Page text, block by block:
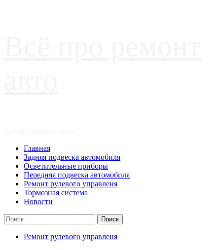
Главная
Задняя подвеска автомобиля
Осветительные приборы
Передняя подвеска автомобиля
Ремонт рулевого управленя
Тормозная система
Новости
Найти:
Ремонт рулевого управленя